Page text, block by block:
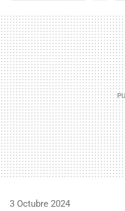
3 Octubre 2024